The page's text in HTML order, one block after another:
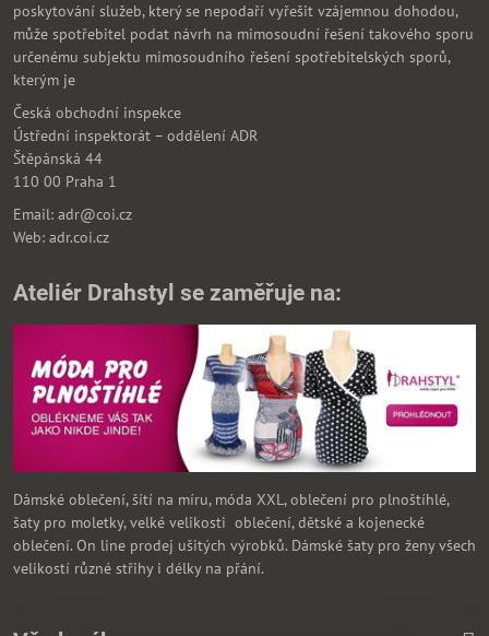
poskytování služeb, který se nepodaří vyřešit vzájemnou dohodou,
může spotřebitel podat návrh na mimosoudní řešení takového sporu
určenému subjektu mimosoudního řešení spotřebitelských sporů,
kterým je
Česká obchodní inspekce
Ústřední inspektorát – oddělení ADR
Štěpánská 44
110 00 Praha 1
Email: adr@coi.cz
Web: adr.coi.cz
Ateliér Drahstyl se zaměřuje na:
Dámské oblečení, šítí na míru, móda XXL, oblečení pro plnoštíhlé,
šaty pro moletky, velké velikosti oblečení, dětské a kojenecké
oblečení. On line prodej ušitých výrobků. Dámské šaty pro ženy všech
velikostí různé střihy i délky na přání.